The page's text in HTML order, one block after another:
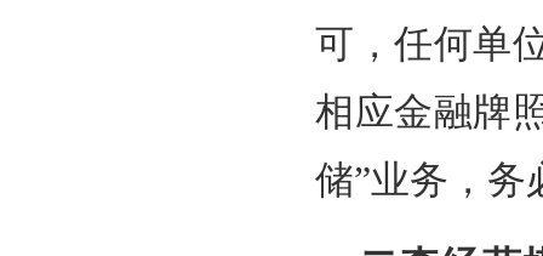
可，任何单
相应金融牌
储”业务，务